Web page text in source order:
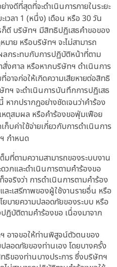
งดีที่สุดที่จะดำเนินการภายในระยะ
เวลา 1 (หนึ่ง) เดือน หรือ 30 วัน
ก็ดี บริษัทฯ มีสิทธิปฏิเสธคำขอของ
าย หรือบริษัทฯ จะไม่สามารถ
กระทบกับการปฏิบัติหน้าที่ตาม
งศาล หรือหากบริษัทฯ ดำเนินการ
าจก่อให้เกิดความเสียหายต่อสิทธิ
ฯ จะดำเนินการบันทึกการปฏิเสธ
ากปรากฏอย่างชัดเจนว่าคำร้อง
ตุสมผล หรือคำร้องขอฟุ่มเฟือย
บค่าใช้จ่ายเกี่ยวกับการดำเนินการ
กำหนด
มที่ตามความสามารถของระบบงาน
วกและดำเนินการตามคำร้องขอ
จริงว่า การดำเนินการตามคำร้อง
ะเสรีภาพของผู้ใช้งานรายอื่น หรือ
บายความปลอดภัยของระบบ หรือ
บัติตามคำร้องขอ เนื่องมาจาก
อาจขอให้ท่านพิสูจน์ตัวตนของ
ลอดภัยของท่านเอง โดยบางครั้ง
ธิของท่านบางประการ ซึ่งบริษัทฯ